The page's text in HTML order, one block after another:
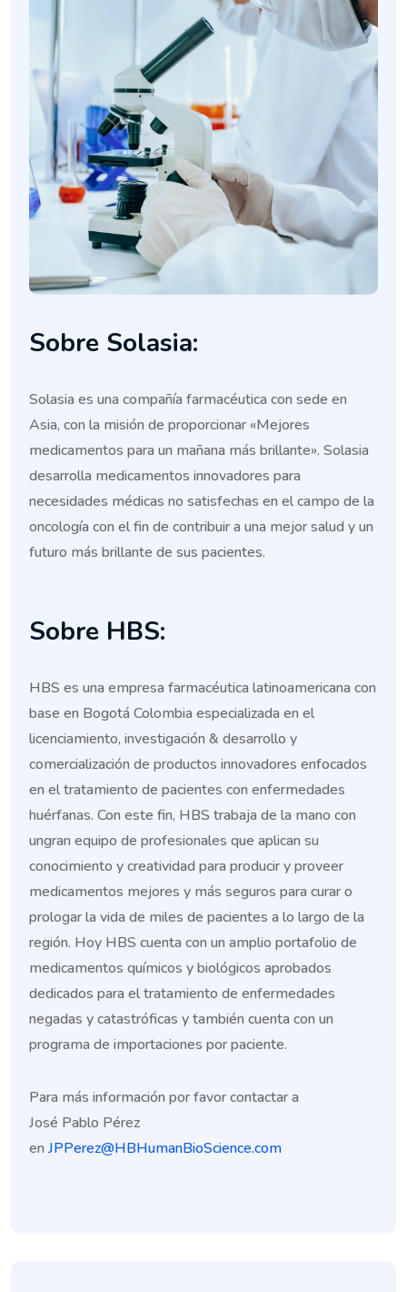
Sobre Solasia:
Solasia es una compañía farmacéutica con sede en
Asia, con la misión de proporcionar «Mejores
medicamentos para un mañana más brillante». Solasia
desarrolla medicamentos innovadores para
necesidades médicas no satisfechas en el campo de la
oncología con el fin de contribuir a una mejor salud y un
futuro más brillante de sus pacientes.
Sobre HBS:
HBS es una empresa farmacéutica latinoamericana con
base en Bogotá Colombia especializada en el
licenciamiento, investigación & desarrollo y
comercialización de productos innovadores enfocados
en el tratamiento de pacientes con enfermedades
huérfanas. Con este fin, HBS trabaja de la mano con
ungran equipo de profesionales que aplican su
conocimiento y creatividad para producir y proveer
medicamentos mejores y más seguros para curar o
prologar la vida de miles de pacientes a lo largo de la
región. Hoy HBS cuenta con un amplio portafolio de
medicamentos químicos y biológicos aprobados
dedicados para el tratamiento de enfermedades
negadas y catastróficas y también cuenta con un
programa de importaciones por paciente.
Para más información por favor contactar a
José Pablo Pérez
en JPPerez@HBHumanBioScience.com